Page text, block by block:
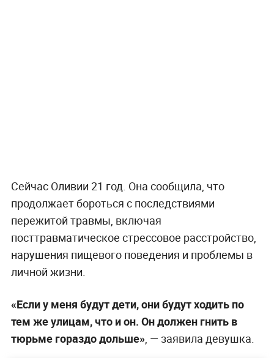
Сейчас Оливии 21 год. Она сообщила, что
продолжает бороться с последствиями
пережитой травмы, включая
посттравматическое стрессовое расстройство,
нарушения пищевого поведения и проблемы в
личной жизни.
«Если у меня будут дети, они будут ходить по
тем же улицам, что и он. Он должен гнить в
тюрьме гораздо дольше», — заявила девушка.